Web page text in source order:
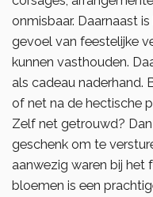
onmisbaar. Daarnaast
gevoel van feestelijke
kunnen vasthouden.
als cadeau naderhand.
of net na de hectische
Zelf net getrouwd?
geschenk om te
aanwezig waren bij het
bloemen is een